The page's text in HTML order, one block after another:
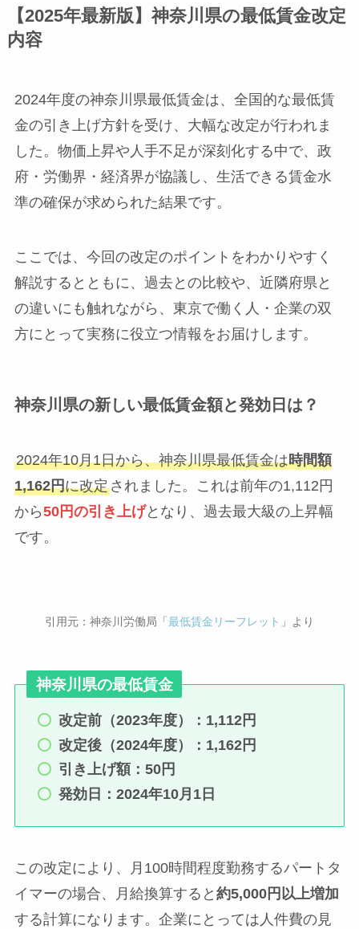
【2025年最新版】神奈川県の最低賃金改定
内容
2024年度の神奈川県最低賃金は、全国的な最低賃
金の引き上げ方針を受け、大幅な改定が行われま
した。物価上昇や人手不足が深刻化する中で、政
府・労働界・経済界が協議し、生活できる賃金水
準の確保が求められた結果です。
ここでは、今回の改定のポイントをわかりやすく
解説するとともに、過去との比較や、近隣府県と
の違いにも触れながら、東京で働く人・企業の双
方にとって実務に役立つ情報をお届けします。
神奈川県の新しい最低賃金額と発効日は？
2024年10月1日から、神奈川県最低賃金は時間額
1,162円に改定されました。これは前年の1,112円
から50円の引き上げとなり、過去最大級の上昇幅
です。
引用元：神奈川労働局「 最低賃金リーフレット 」より
神奈川県の最低賃金
改定前（2023年度）：1,112円
改定後（2024年度）：1,162円
引き上げ額：50円
発効日：2024年10月1日
この改定により、月100時間程度勤務するパートタ
イマーの場合、月給換算すると 約5,000円以上増加
する計算になります。企業にとっては人件費の見